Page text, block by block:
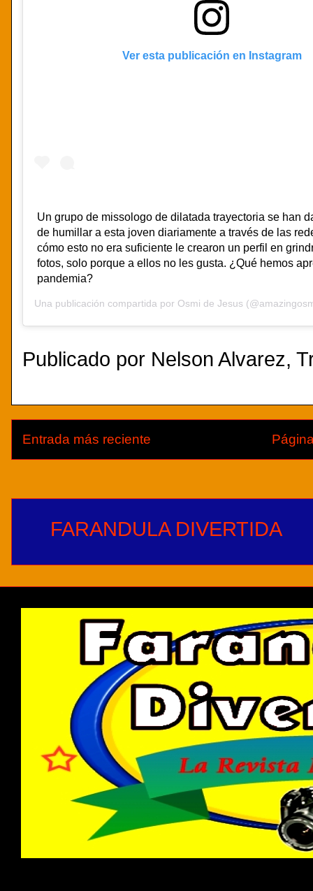
Ver esta publicación en Instagram
Un grupo de missologo de dilatada trayectoria se han
de humillar a esta joven diariamente a través de las
cómo esto no era suficiente le crearon un perfil en
fotos, solo porque a ellos no les gusta. ¿Qué hemos
pandemia?
Una publicación compartida por Osmi de Jesus
Publicado por Nelson Alvarez,
Entrada más reciente
FARANDULA DIVERTIDA